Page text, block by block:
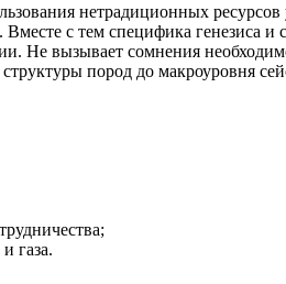
нетрадиционных ресурсов
с тем специфика генезиса и
Не вызывает сомнения
пород до макроуровня
газа.